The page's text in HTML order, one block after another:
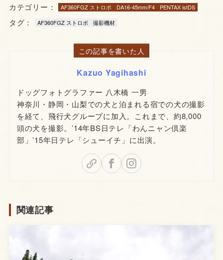
カテゴリー： AF360FGZ ストロボ DA16-45mm/F4 PENTAX istDS
タグ： AF360FGZ ストロボ 撮影機材
この記事を書いた人
Kazuo Yagihashi
ドッグフォトグラファー 八木橋 一男
神奈川・静岡・山梨での犬と泊まれる宿での犬の撮影
を経て、飛行犬グループに加入。これまで、約8,000
頭の犬を撮影。’14年BS日テレ「わんニャン倶楽
部」’15年日テレ「シューイチ」に出演。
関連記事